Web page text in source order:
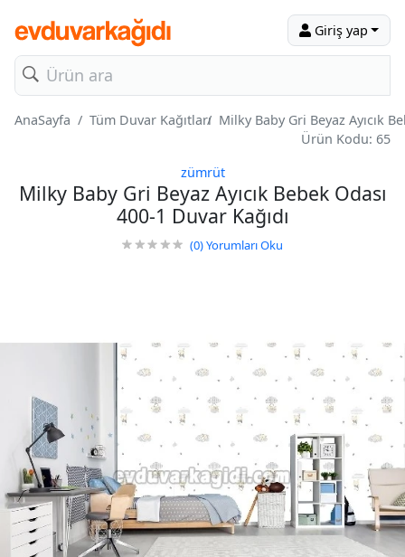
Giriş yap
AnaSayfa Tüm Duvar Kağıtları Milky Baby Gri Beyaz Ayıcık
Ürün Kodu: 65
zümrüt
Milky Baby Gri Beyaz Ayıcık Bebek Odası
400-1 Duvar Kağıdı
(0)Yorumları Oku